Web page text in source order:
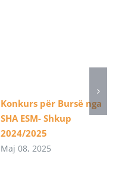
Konkurs për Bursë nga
SHA ESM- Shkup
2024/2025
Maj 08, 2025